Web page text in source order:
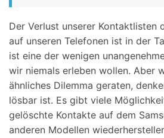
Der Verlust unserer Kontaktlisten
auf unseren Telefonen ist in der
ist eine der wenigen
wir niemals erleben wollen. Aber
ähnliches Dilemma geraten,
lösbar ist. Es gibt viele
gelöschte Kontakte auf dem
anderen Modellen